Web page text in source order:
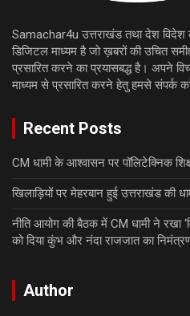
Samachar4u उत्तराखंड तथा देश विदेश
डिजिटल माध्यम है जो ख़बरों की उचित
प्रसारित करने का प्रयासबद्ध है। अपने
माध्यम से प्रसारित करने हेतु हमसे संपर्क
Recent Posts
CM धामी के आश्वासन पर पॉलिटेक्निक
खिलाड़ियों पर मेहरबान हुई उत्तराखंड की
नीति आयोग की बैठक में CM धामी ने रखा
को दिया कुंभ और नंदा राजजात का
Author